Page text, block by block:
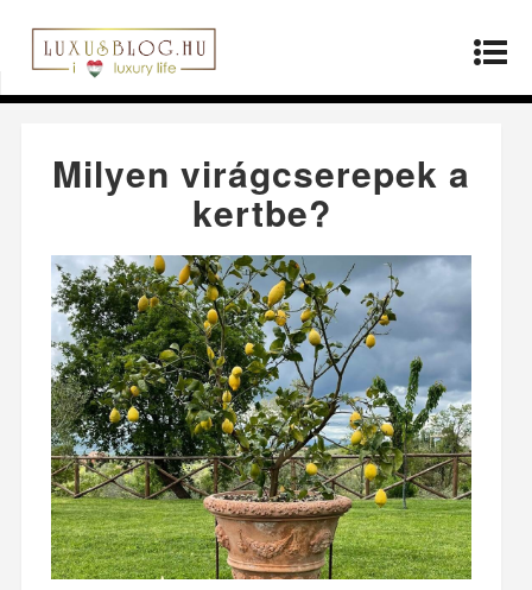
Kezdőlap»Életmód
kertbe?
Milyen virágcserepek a
kertbe?